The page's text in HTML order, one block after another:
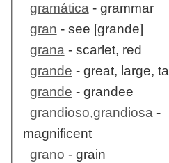
gramática - grammar
gran - see [grande]
grana - scarlet, red
grande - great, large, tall
grande - grandee
grandioso,grandiosa -
magnificent
grano - grain